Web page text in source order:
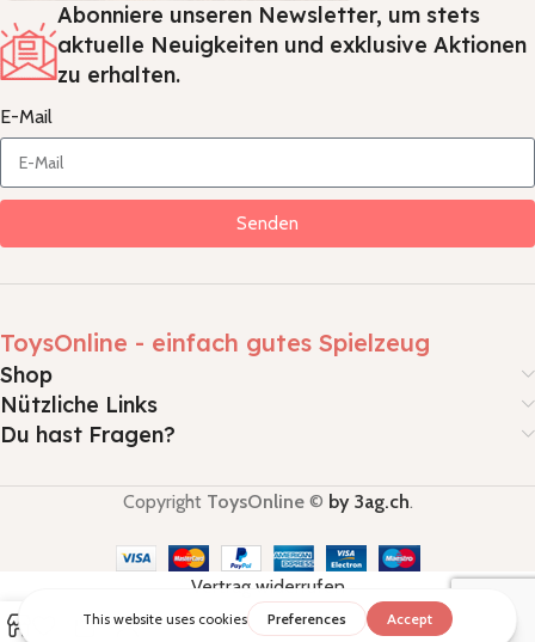
Abonniere unseren Newsletter, um stets
aktuelle Neuigkeiten und exklusive Aktionen
zu erhalten.
E-Mail
Senden
ToysOnline - einfach gutes Spielzeug
Shop
Nützliche Links
Du hast Fragen?
Copyright ToysOnline© by 3ag.ch.
Vertrag widerrufen